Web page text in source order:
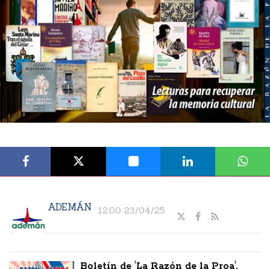
ADEMÁN 12:00 23/04/25
Boletín de 'La Razón de la Proa'.